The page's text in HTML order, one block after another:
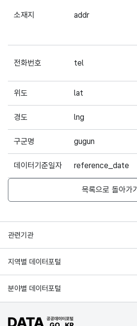
소재지 addr
전화번호 tel
위도 lat
경도 lng
구군명 gugun
데이터기준일자 reference_date
목록으로 돌아가기
관련기관
행정안전부
한국지능정보사회진흥원
국가정보자원관리원
지역별 데이터포털
서울 열린데이터광장
경기데이터드림
D-데이터허브
분야별 데이터포털
기상자료개방포털
국토교통부 공간정보오픈플랫폼
환경부 환경데이터포털
공공데이터포털 바로가기